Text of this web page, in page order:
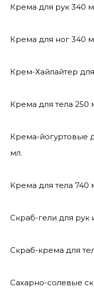
Крема для рук 340
Крема для ног 340
Крем-Хайлайтер для
Крема для тела 250
Крема-йогуртовые
мл.
Крема для тела 740
Скраб-гели для рук
Скраб-крема для
Сахарно-солевые